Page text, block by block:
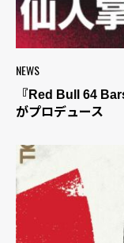
NEWS
『Red Bull 64
がプロデュース